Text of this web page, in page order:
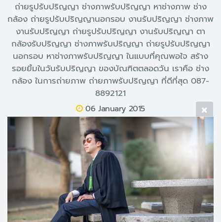
ถ่ายรูปรับปริญญา ช่างภาพรับปริญญา หาช่างภาพ ช่าง
กล้อง ถ่ายรูปรับปริญญานอกรอบ งานรับปริญญา ช่างภาพ
งานรับปริญญา ถ่ายรูปรับปริญญา งานรับปริญญา ตา
กล้องรับปริญญา ช่างภาพรับปริญญา ถ่ายรูปรับปริญญา
นอกรอบ หาช่างภาพรับปริญญา ในแบบที่คุณพอใจ สร้าง
รอยยิ้มในวันรับปริญญา ของบัณฑิตตลอดวัน เราคือ ช่าง
กล้อง ในการถ่ายภาพ ถ่ายภาพรับปริญญา ที่ดีที่สุด 087-
8892121
06 January 2015